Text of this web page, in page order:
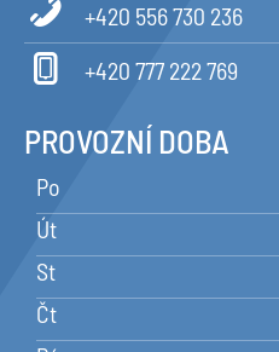
+420 556 730 236
+420 777 222 769
PROVOZNÍ DOBA
Po
Út
St
Čt